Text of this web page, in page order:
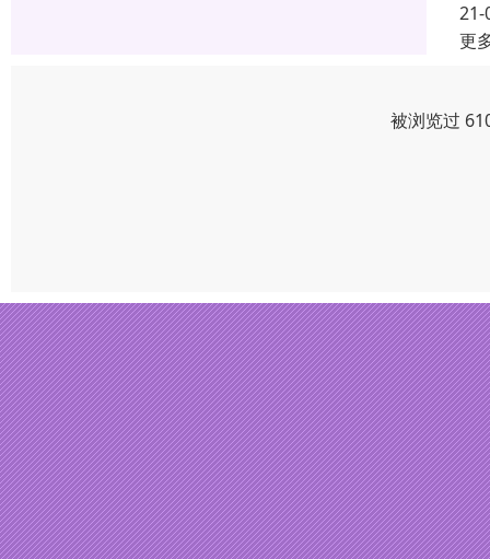
21-
更
被浏览过